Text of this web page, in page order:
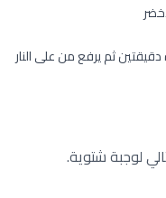
ثم يرفع من على النار
لوجبة شتوية.